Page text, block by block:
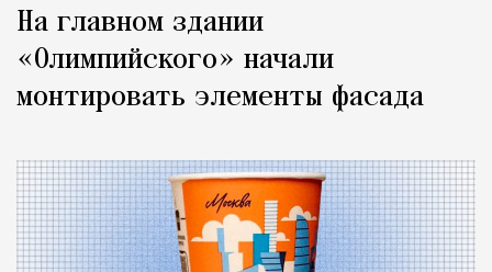
На главном здании
«Олимпийского» начали
монтировать элементы фасада